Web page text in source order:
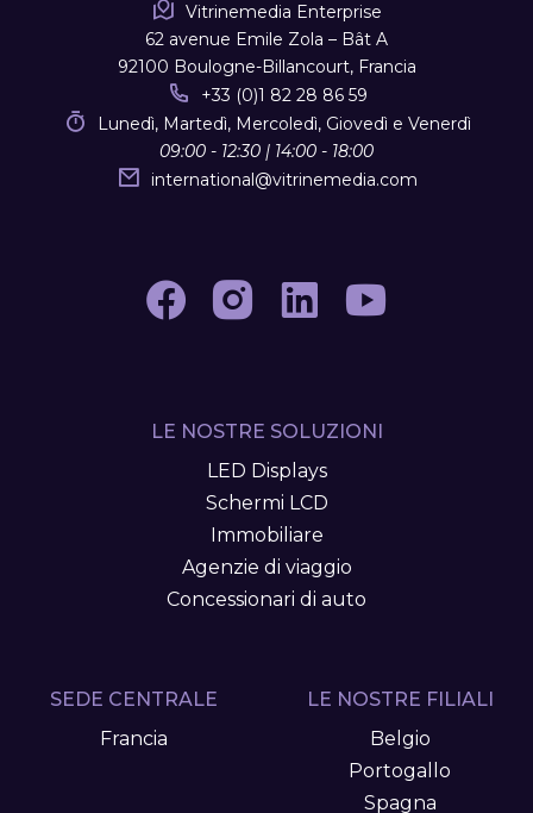
Vitrinemedia Enterprise
62 avenue Emile Zola – Bât A
92100 Boulogne-Billancourt, Francia
+33 (0)1 82 28 86 59
Lunedì, Martedì, Mercoledì, Giovedì e Venerdì
09:00 - 12:30 | 14:00 - 18:00
international@vitrinemedia.com
LE NOSTRE SOLUZIONI
LED Displays
Schermi LCD
Immobiliare
Agenzie di viaggio
Concessionari di auto
SEDE CENTRALE
Francia
LE NOSTRE FILIALI
Belgio
Portogallo
Spagna